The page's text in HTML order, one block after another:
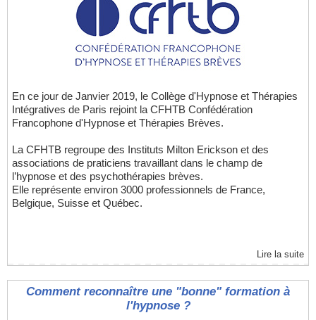
En ce jour de Janvier 2019, le Collège d'Hypnose et Thérapies
Intégratives de Paris rejoint la CFHTB Confédération
Francophone d'Hypnose et Thérapies Brèves.
La CFHTB regroupe des Instituts Milton Erickson et des
associations de praticiens travaillant dans le champ de
l’hypnose et des psychothérapies brèves.
Elle représente environ 3000 professionnels de France,
Belgique, Suisse et Québec.
Lire la suite
Comment reconnaître une "bonne" formation à
l'hypnose ?